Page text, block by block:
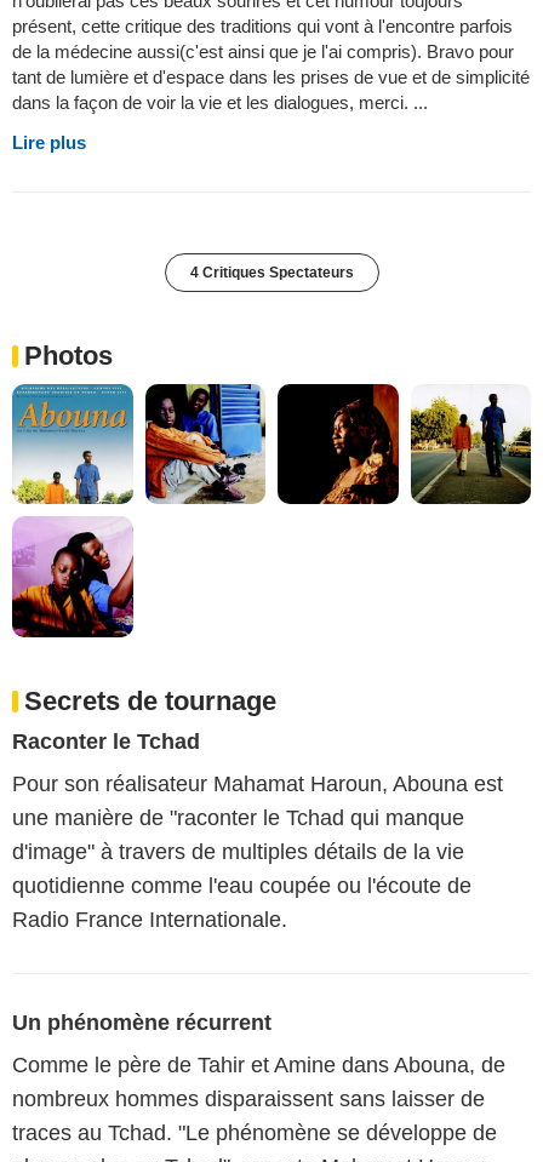
présent, cette critique des traditions qui vont à l'encontre parfois
de la médecine aussi(c'est ainsi que je l'ai compris). Bravo pour
tant de lumière et d'espace dans les prises de vue et de simplicité
dans la façon de voir la vie et les dialogues, merci. ...
Lire plus
4 Critiques Spectateurs
Photos
Secrets de tournage
Raconter le Tchad
Pour son réalisateur Mahamat Haroun, Abouna est
une manière de "raconter le Tchad qui manque
d'image" à travers de multiples détails de la vie
quotidienne comme l'eau coupée ou l'écoute de
Radio France Internationale.
Un phénomène récurrent
Comme le père de Tahir et Amine dans Abouna, de
nombreux hommes disparaissent sans laisser de
traces au Tchad. "Le phénomène se développe de